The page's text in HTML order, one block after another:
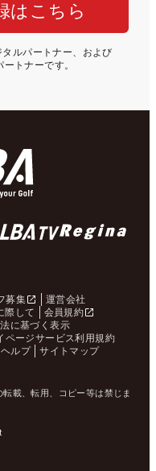
はこちら
ルパートナー、および
トナーです。
募集
運営会社
際して
会員規約
に基づく表示
ページサービス利用規約
ヘルプ サイトマップ
載、転用、コピー等は禁じま